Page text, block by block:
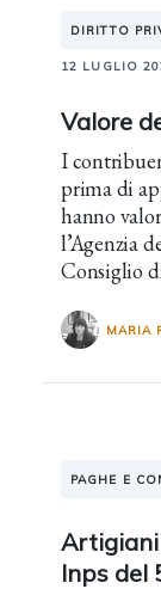
DIRITTO
12 LUGLIO
Valore
I
prima di
hanno
l’Agenzia
Consiglio
MARIA
PAGHE E
Artigiani
Inps del